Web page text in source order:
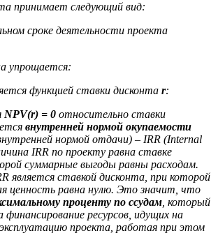
принимает следующий вид:
сроке деятельности проекта
упрощается:
функцией ставки дисконта r:
NPV(r) = 0 относительно ставки
внутренней нормой окупаемости
нормой отдачи) – IRR (Internal
IRR по проекту равна ставке
суммарные выгоды равны расходам.
является ставкой дисконта, при которой
ценность равна нулю. Это значит, что
проценту по ссудам , который
ресурсов, идущих на
проекта, работая при этом